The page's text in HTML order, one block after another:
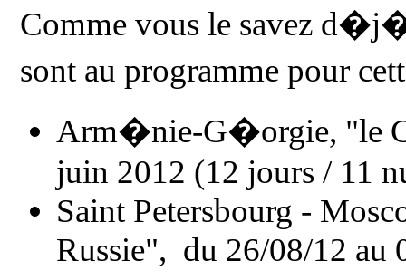
Comme vous le savez
sont au programme pour
Arm�nie-G�orgie, "le
juin 2012 (12 jours / 11
Saint Petersbourg -
Russie", du 26/08/12 au